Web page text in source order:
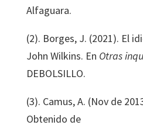
Alfaguara.
(2). Borges, J. (2021). El
John Wilkins. En Otras
DEBOLSILLO.
(3). Camus, A. (Nov de
Obtenido de